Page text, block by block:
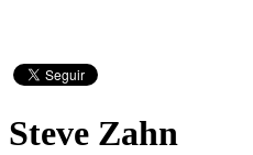
Steve Zahn